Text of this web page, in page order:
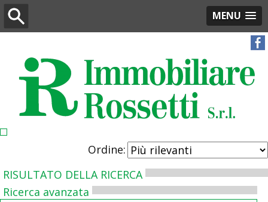
MENU
Ordine:
RISULTATO DELLA RICERCA
Ricerca avanzata